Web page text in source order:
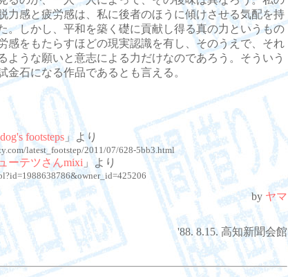
力感と疲労感は、私に後者のほうに傾けさせる気配を持
。しかし、平和を築く礎に貢献し得る真の力というもの
感をもたらすほどの現実認識を有し、そのうえで、それ
ような願いと意志による力だけなのであろう。そういう
金石になる作品であるとも言える。
footsteps 」より
latest_footstep/2011/07/628-5bb3.html
ーテツさんmixi 」より
by ヤマ
'88. 8.15. 高知新聞会館